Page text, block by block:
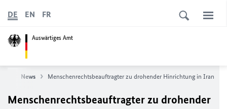
Auswärtiges Amt
DE EN FR
News Menschenrechtsbeauftragter zu drohender Hinrichtung in Iran
Menschenrechtsbeauftragter zu drohender